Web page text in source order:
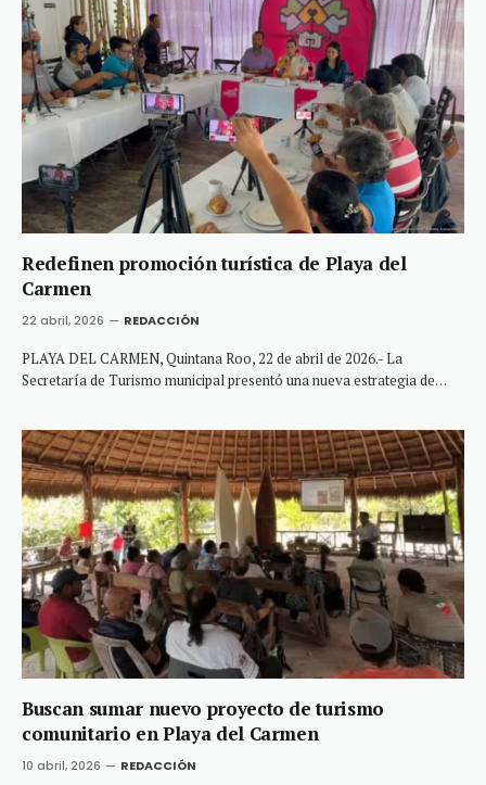
Redefinen promoción turística de Playa del
Carmen
22 abril, 2026 REDACCIÓN
PLAYA DEL CARMEN, Quintana Roo, 22 de abril de 2026.- La
Secretaría de Turismo municipal presentó una nueva estrategia de…
Buscan sumar nuevo proyecto de turismo
comunitario en Playa del Carmen
10 abril, 2026 REDACCIÓN